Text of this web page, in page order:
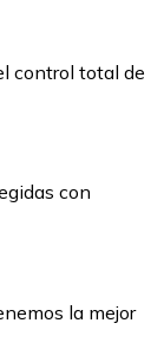
control total de
con
la mejor